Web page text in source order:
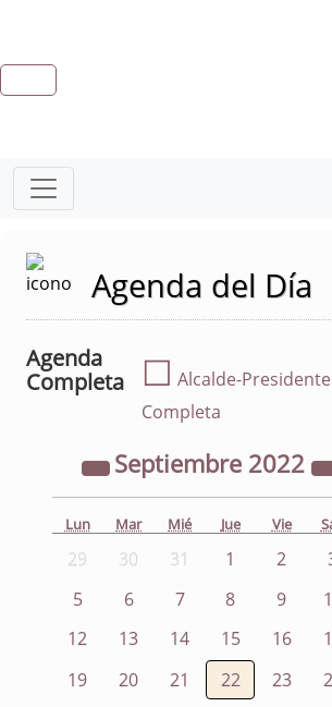
Agenda del Día
Agenda
Completa
☐ Alcalde-Presidente
Completa
Septiembre 2022
Lun Mar Mié Jue Vie
29 30 31 1 2
5
6 7 8 9
12
13 14 15 16
19
20 21 22 23